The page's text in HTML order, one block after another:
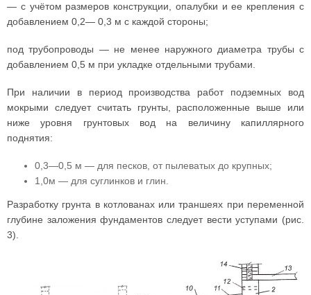
— с учётом размеров конструкции, опалубки и ее крепления с
добавлением 0,2— 0,3 м с каждой стороны;
под трубопроводы — не менее наружного диаметра трубы с
добавлением 0,5 м при укладке отдельными трубами.
При наличии в период производства работ подземных вод
мокрыми следует считать грунты, расположенные выше или
ниже уровня грунтовых вод на величину капиллярного
поднятия:
0,3—0,5 м — для песков, от пылеватых до крупных;
1,0м — для суглинков и глин.
Разработку грунта в котлованах или траншеях при переменной
глубине заложения фундаментов следует вести уступами (рис.
3).